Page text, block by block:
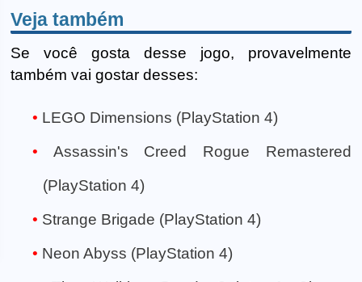
Veja também
Se você gosta desse jogo, provavelmente
também vai gostar desses:
LEGO Dimensions (PlayStation 4)
Assassin's Creed Rogue Remastered
(PlayStation 4)
Strange Brigade (PlayStation 4)
Neon Abyss (PlayStation 4)